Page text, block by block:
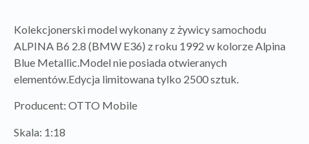
Kolekcjonerski model wykonany z żywicy samochodu
ALPINA B6 2.8 (BMW E36) z roku 1992 w kolorze Alpina
Blue Metallic.Model nie posiada otwieranych
elementów.Edycja limitowana tylko 2500 sztuk.
Producent: OTTO Mobile
Skala: 1:18